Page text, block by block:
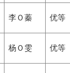
李Ｏ蓁 优等
杨Ｏ雯 优等